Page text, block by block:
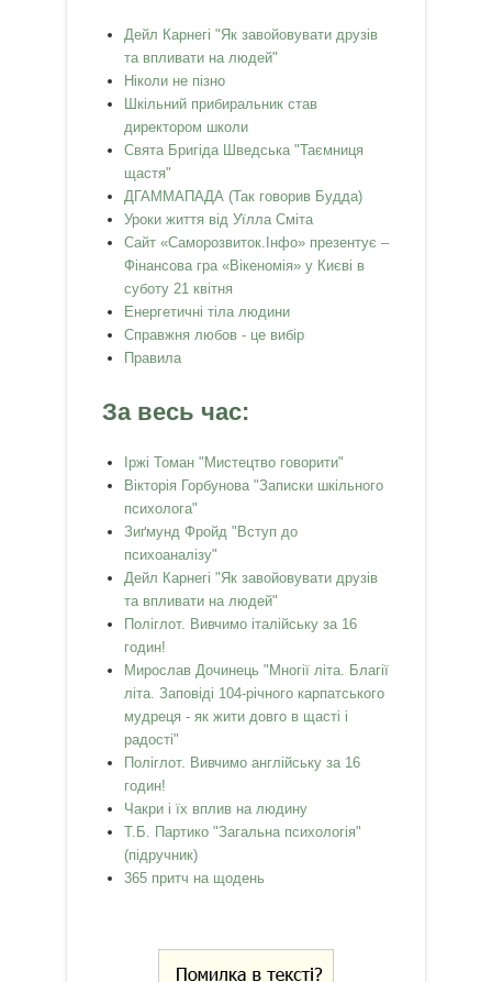
Дейл Карнегі "Як завойовувати друзів
та впливати на людей"
Ніколи не пізно
Шкільний прибиральник став
директором школи
Свята Бригіда Шведська "Таємниця
щастя"
ДГАММАПАДА (Так говорив Будда)
Уроки життя від Уїлла Сміта
Сайт «Саморозвиток.Інфо» презентує –
Фінансова гра «Вікеномія» у Києві в
суботу 21 квітня
Енергетичні тіла людини
Справжня любов - це вибір
Правила
За весь час:
Іржі Томан "Мистецтво говорити"
Вікторія Горбунова "Записки шкільного
психолога"
Зиґмунд Фройд "Вступ до
психоаналізу"
Дейл Карнегі "Як завойовувати друзів
та впливати на людей"
Поліглот. Вивчимо італійську за 16
годин!
Мирослав Дочинець "Многії літа. Благії
літа. Заповіді 104-річного карпатського
мудреця - як жити довго в щасті і
радості"
Поліглот. Вивчимо англійську за 16
годин!
Чакри і їх вплив на людину
Т.Б. Партико "Загальна психологія"
(підручник)
365 притч на щодень